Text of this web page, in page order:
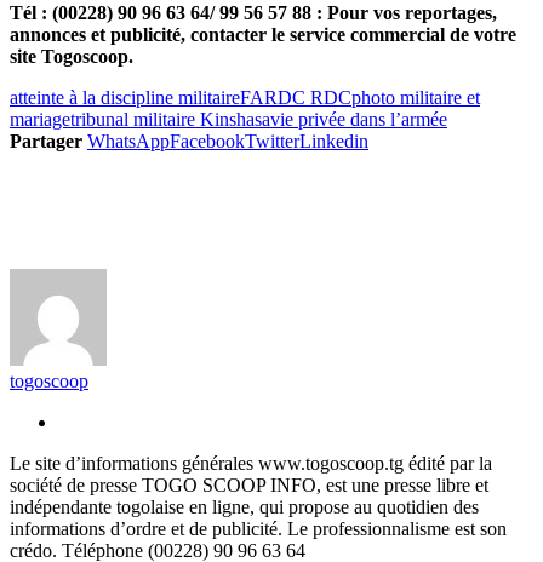
Tél : (00228) 90 96 63 64/ 99 56 57 88 : Pour vos reportages,
annonces et publicité, contacter le service commercial de votre
site Togoscoop.
atteinte à la discipline militaireFARDC RDCphoto militaire et
mariagetribunal militaire Kinshasavie privée dans l’armée
Partager WhatsAppFacebookTwitterLinkedin
togoscoop
Le site d’informations générales www.togoscoop.tg édité par la
société de presse TOGO SCOOP INFO, est une presse libre et
indépendante togolaise en ligne, qui propose au quotidien des
informations d’ordre et de publicité. Le professionnalisme est son
crédo. Téléphone (00228) 90 96 63 64